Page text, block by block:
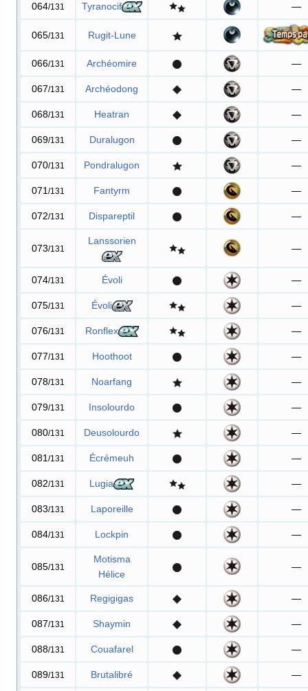
064/131 Tyranocif —
065/131 Rugit-Lune
066/131 Archéomire —
067/131 Archéodong —
068/131 Heatran —
069/131 Duralugon —
070/131 Pondralugon —
071 /131 Fantyrm —
072/131 Dispareptil —
073/131
Lanssorien
—
074/131 Évoli —
075/131 Évoli —
076/131 Ronflex —
077/131 Hoothoot —
078/131 Noarfang —
079/131 Insolourdo —
080/131 Deusolourdo —
081 /131 Écrémeuh —
082/131 Lugia —
083/131 Laporeille —
084/131 Lockpin —
085/131
Motisma
Hélice
—
086/131 Regigigas —
087/131 Shaymin —
088/131 Couafarel —
089/131 Brutalibré —